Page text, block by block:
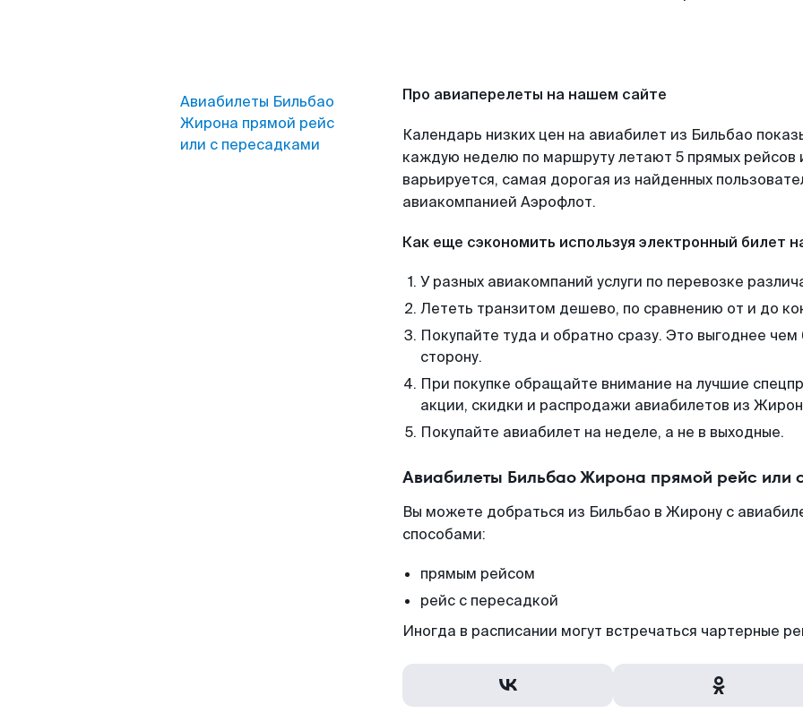
Авиабилеты Бильбао
Жирона прямой рейс
или с пересадками
Про авиаперелеты на нашем сайте
Календарь низких цен на авиабилет из Бильбао
каждую неделю по маршруту летают 5 прямых рейсов
варьируется, самая дорогая из найденных
авиакомпанией Аэрофлот.
Как еще сэкономить используя электронный билет
У разных авиакомпаний услуги по перевозке
Лететь транзитом дешево, по сравнению от и до
Покупайте туда и обратно сразу. Это выгоднее
сторону.
При покупке обращайте внимание на лучшие
акции, скидки и распродажи авиабилетов из
Покупайте авиабилет на неделе, а не в выходные.
Авиабилеты Бильбао Жирона прямой рейс или
Вы можете добраться из Бильбао в Жирону с
способами:
прямым рейсом
рейс с пересадкой
Иногда в расписании могут встречаться чартерные